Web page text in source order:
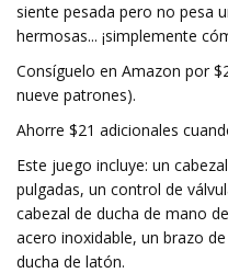
siente pesada pero no pesa
hermosas... ¡simplemente
Consíguelo en Amazon por
nueve patrones).
Ahorre $21 adicionales
Este juego incluye: un
pulgadas, un control de
cabezal de ducha de mano
acero inoxidable, un brazo
ducha de latón.